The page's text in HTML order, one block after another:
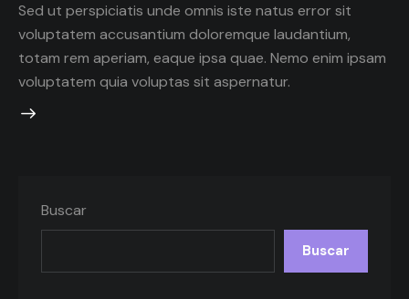
Sed ut perspiciatis unde omnis iste natus error sit
voluptatem accusantium doloremque laudantium,
totam rem aperiam, eaque ipsa quae. Nemo enim ipsam
voluptatem quia voluptas sit aspernatur.
Buscar
Buscar